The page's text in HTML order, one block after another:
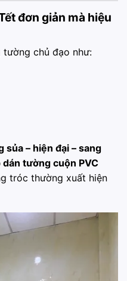
đơn giản mà hiệu
chủ đạo như:
sủa – hiện đại – sang
dán tường cuộn PVC
tróc thường xuất hiện